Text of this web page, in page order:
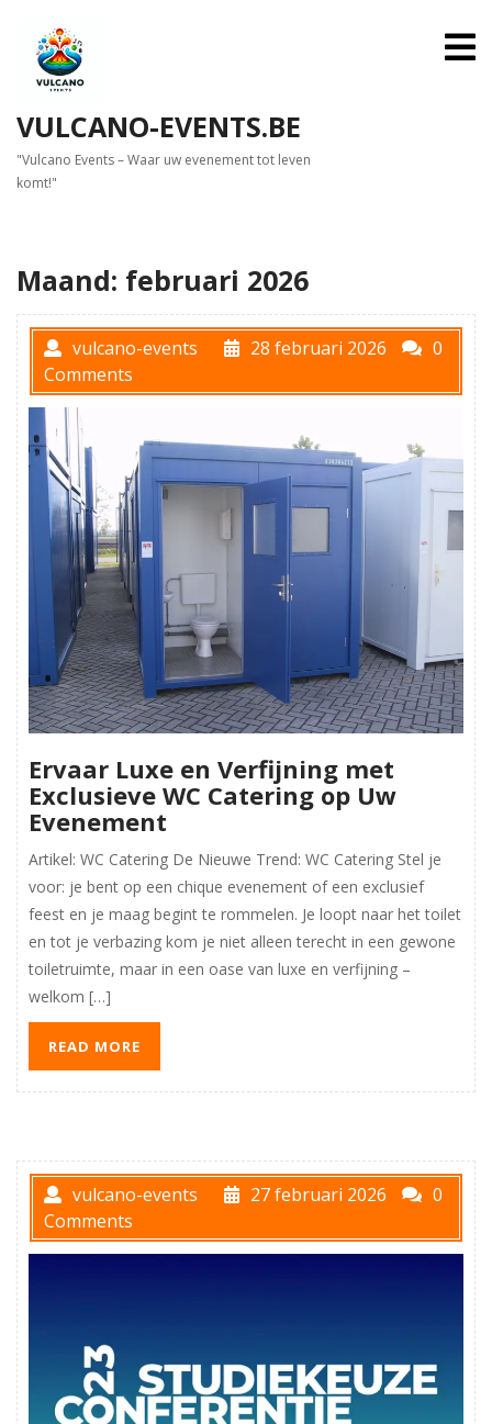
content
VULCANO-EVENTS.BE
"Vulcano Events – Waar uw evenement tot leven
komt!"
Maand: februari 2026
vulcano-events 28 februari 2026
0
Comments
Ervaar Luxe en Verfijning met
Exclusieve WC Catering op Uw
Evenement
Artikel: WC Catering De Nieuwe Trend: WC Catering Stel je
voor: je bent op een chique evenement of een exclusief
feest en je maag begint te rommelen. Je loopt naar het toilet
en tot je verbazing kom je niet alleen terecht in een gewone
toiletruimte, maar in een oase van luxe en verfijning –
welkom […]
READ MORE
vulcano-events 27 februari 2026
0
Comments